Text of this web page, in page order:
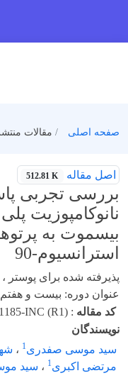
صفحه اصلی مقالات
اصل مقاله 512.81 K
بررسی تجربی
نانوکامپوزیت
بیسموت به
استرانسیوم-90
پذیرفته شده برای پوستر ،
عنوان دوره: بیست و هفتم
کد مقاله :
1185-INC (R1)
نویسندگان
سید موسی صفدری1 ،
مرتضی اکبری1 ، سید